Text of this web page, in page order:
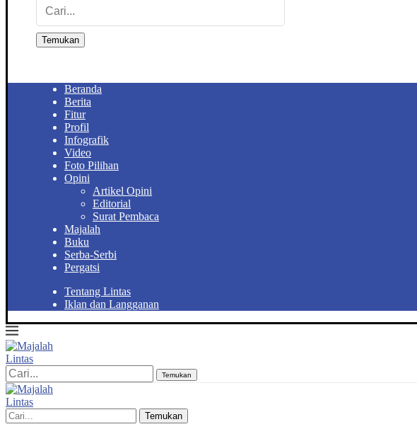
Temukan
Beranda
Berita
Fitur
Profil
Infografik
Video
Foto Pilihan
Opini
Artikel Opini
Editorial
Surat Pembaca
Majalah
Buku
Serba-Serbi
Pergatsi
Tentang Lintas
Iklan dan Langganan
Temukan
Temukan